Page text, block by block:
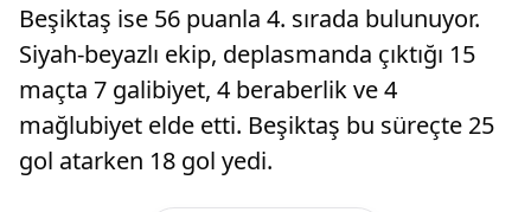
Beşiktaş ise 56 puanla 4. sırada bulunuyor.
Siyah-beyazlı ekip, deplasmanda çıktığı 15
maçta 7 galibiyet, 4 beraberlik ve 4
mağlubiyet elde etti. Beşiktaş bu süreçte 25
gol atarken 18 gol yedi.